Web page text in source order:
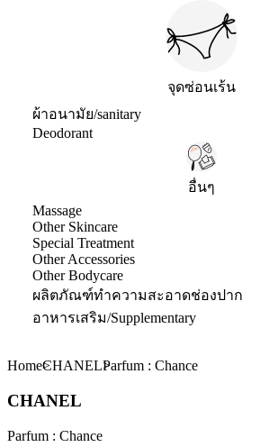
จุดซ่อนเร้น
ผ้าอนามัย/sanitary
Deodorant
อื่นๆ
Massage
Other Skincare
Special Treatment
Other Accessories
Other Bodycare
ผลิตภัณฑ์ทำความสะอาดช่องปาก
อาหารเสริม/Supplementary
HomeCHANELParfum : Chance
CHANEL
Parfum : Chance